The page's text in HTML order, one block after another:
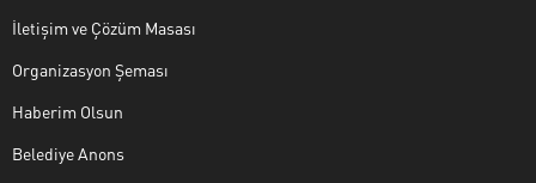
İletişim ve Çözüm Masası
Organizasyon Şeması
Haberim Olsun
Belediye Anons